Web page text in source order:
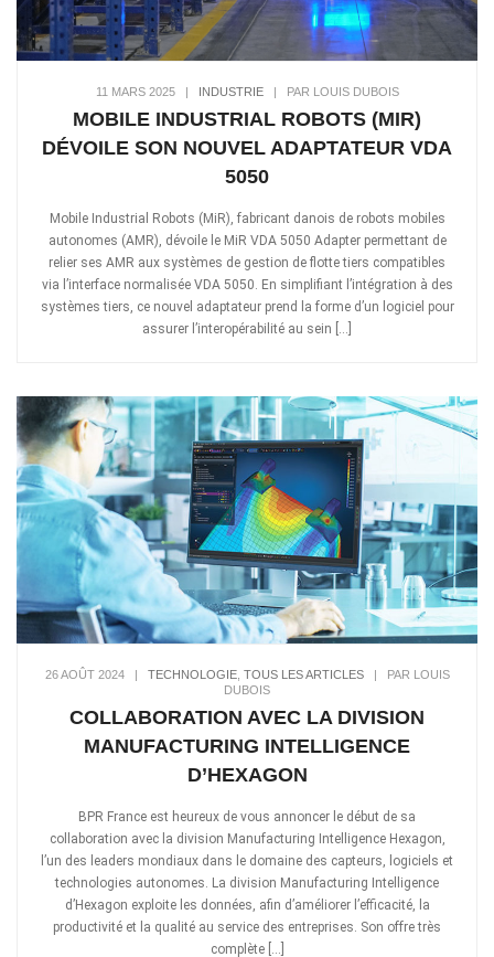
11 MARS 2025| INDUSTRIE| PAR LOUIS DUBOIS
MOBILE INDUSTRIAL ROBOTS (MIR)
DÉVOILE SON NOUVEL ADAPTATEUR VDA
5050
Mobile Industrial Robots (MiR), fabricant danois de robots mobiles
autonomes (AMR), dévoile le MiR VDA 5050 Adapter permettant de
relier ses AMR aux systèmes de gestion de flotte tiers compatibles
via l’interface normalisée VDA 5050. En simplifiant l’intégration à des
systèmes tiers, ce nouvel adaptateur prend la forme d’un logiciel pour
assurer l’interopérabilité au sein […]
26 AOÛT 2024| TECHNOLOGIE, TOUS LES ARTICLES|
PAR LOUIS
DUBOIS
COLLABORATION AVEC LA DIVISION
MANUFACTURING INTELLIGENCE
D’HEXAGON
BPR France est heureux de vous annoncer le début de sa
collaboration avec la division Manufacturing Intelligence Hexagon,
l’un des leaders mondiaux dans le domaine des capteurs, logiciels et
technologies autonomes. La division Manufacturing Intelligence
d’Hexagon exploite les données, afin d’améliorer l’efficacité, la
productivité et la qualité au service des entreprises. Son offre très
complète […]